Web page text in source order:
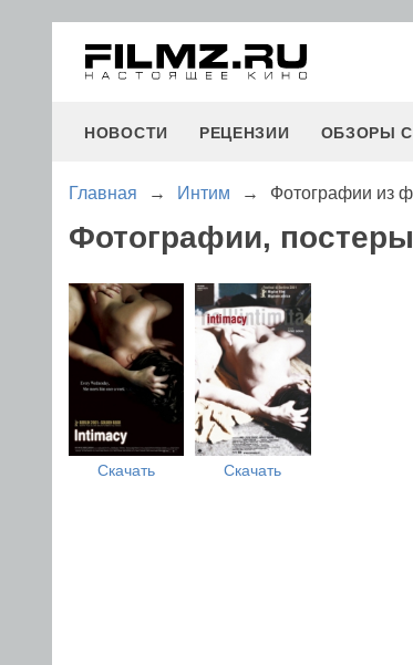
НОВОСТИ РЕЦЕНЗИИ ОБЗОРЫ
Главная → Интим → Фотографии из
Фотографии,
Скачать Скачать